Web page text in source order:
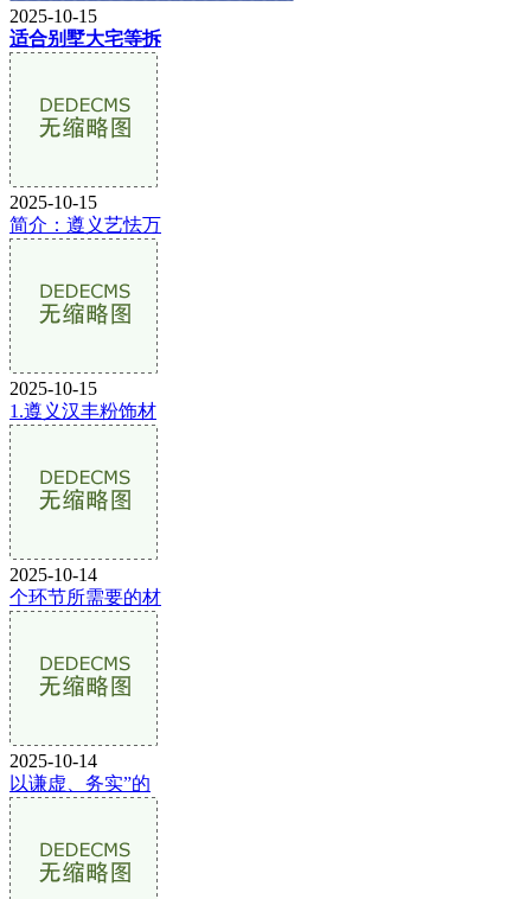
2025-10-15
适合别墅大宅等拆
2025-10-15
简介：遵义艺怯万
2025-10-15
1.遵义汉丰粉饰材
2025-10-14
个环节所需要的材
2025-10-14
以谦虚、务实”的